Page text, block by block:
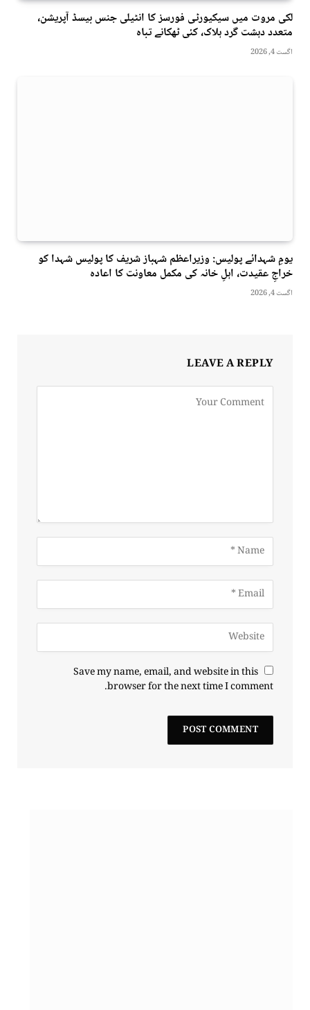
لکی مروت میں سیکیورٹی فورسز کا انٹیلی جنس بیسڈ آپریشن،
متعدد دہشت گرد ہلاک، کئی ٹھکانے تباہ
اگست 4, 2026
یومِ شہدائے پولیس: وزیراعظم شہباز شریف کا پولیس شہدا کو
خراجِ عقیدت، اہلِ خانہ کی مکمل معاونت کا اعادہ
اگست 4, 2026
LEAVE A REPLY
Save my name, email, and website in this
browser for the next time I comment.